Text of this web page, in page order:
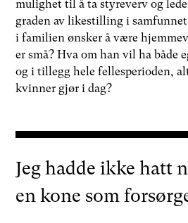
mulighet til å ta styreverv og
graden av likestilling i
i familien ønsker å være
er små? Hva om han vil ha både
og i tillegg hele fellesperioden,
kvinner gjør i dag?
Jeg hadde ikke hatt
en kone som